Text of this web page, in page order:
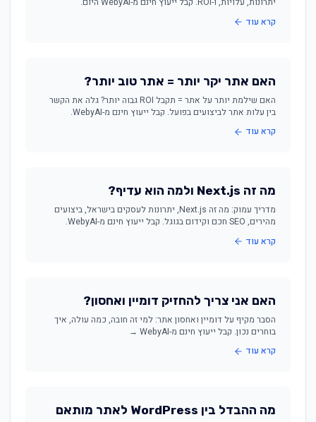
קרא עוד
האם אתר יקר יותר = אתר טוב יותר?
האם שילמת יותר על אתר = תקבל ROI גבוה יותר? גלה את הקשר
בין עלות אתר לביצועים בפועל. קבל ייעוץ חינם מ-WebyAI.
קרא עוד
מה זה Next.js ולמה הוא עדיף?
מדריך עמוק: מה זה Next.js, יתרונות לעסקים בישראל, ביצועים
מהירים, SEO חכם וקידום בגוגל. קבל ייעוץ חינם מ-WebyAI.
קרא עוד
האם אני צריך להחזיק דומיין ואחסון?
הסבר מקיף על דומיין ואחסון אתר: למי זה חובה, כמה עולה, איך
בוחרים נכון. קבל ייעוץ חינם מ-WebyAI →
קרא עוד
מה ההבדל בין WordPress לאתר מותאם